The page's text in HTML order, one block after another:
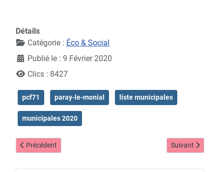
Détails
Catégorie : Éco & Social
Publié le : 9 Février 2020
Clics : 8427
pcf71 paray-le-monial liste municipales
municipales 2020
Article précédent : Paray-le-Monial - Liste "Avenir citoyen"
Précédent Article suivant :
Suivant